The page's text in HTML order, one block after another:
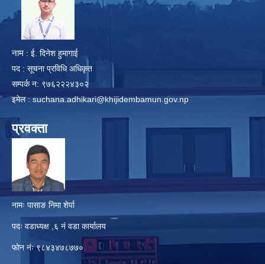
​
नाम : ई. दिनेश हुमागाई
पद : सूचना प्रविधि अधिकृत
सम्पर्क न: ९७६२२२४३०२
इमेल :suchana.adhikari@khijidembamun.gov.np
प्रवक्ता
नामः पासाङ निमा शेर्पा
पदः वडाध्यक्ष ,६ नं वडा कार्यालय
फाेन नंः ९८४३४७८७७०